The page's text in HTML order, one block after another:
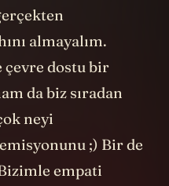
almayalım.
çevre dostu bir
da biz sıradan
neyi
;) Bir de
empati